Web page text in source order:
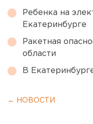
Ребенка на
Екатеринбурге
Ракетная
области
В
← НОВОСТИ